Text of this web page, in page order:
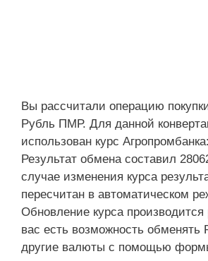
Вы рассчитали операцию
Рубль ПМР. Для данной
использован курс
Результат обмена составил
случае изменения курса
пересчитан в автоматическом
Обновление курса производится
вас есть возможность
другие валюты с помощью